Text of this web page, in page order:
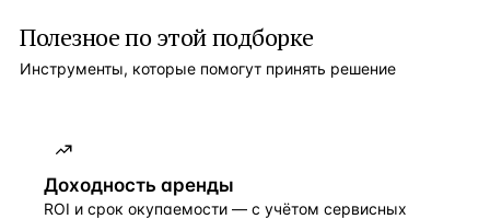
Полезное по этой подборке
Инструменты, которые помогут принять решение
Доходность аренды
ROI и срок окупаемости — с учётом сервисных